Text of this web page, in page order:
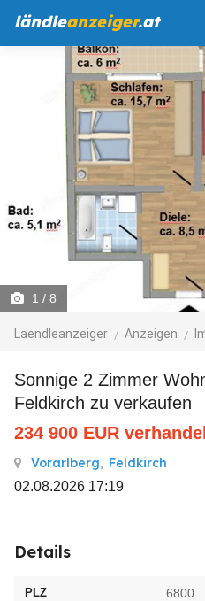
ländleanzeiger.at
1 / 8
Laendleanzeiger Anzeigen
Sonnige 2 Zimmer Wohnung in bester Lage in
Feldkirch zu verkaufen
234 900 EUR
Vorarlberg, Feldkirch
02.08.2026 17:19
Details
PLZ 6800